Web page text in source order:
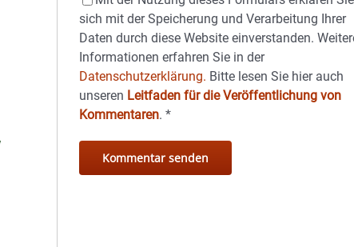
sich mit der Speicherung und Verarbeitung Ihrer
Daten durch diese Website einverstanden.
Informationen erfahren Sie in der
Datenschutzerklärung. Bitte lesen Sie hier auch
unseren Leitfaden für die Veröffentlichung von
Kommentaren.*